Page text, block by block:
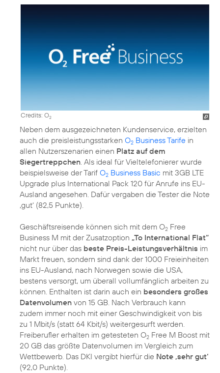
Credits: O2
Neben dem ausgezeichneten Kundenservice, erzielten
auch die preisleistungsstarken O2 Business Tarife in
allen Nutzerszenarien einen Platz auf dem
Siegertreppchen. Als ideal für Vieltelefonierer wurde
beispielsweise der Tarif O2 Business Basic mit 3GB LTE
Upgrade plus International Pack 120 für Anrufe ins EU-
Ausland angesehen. Dafür vergaben die Tester die Note
‚gut‘ (82,5 Punkte).
Geschäftsreisende können sich mit dem O2 Free
Business M mit der Zusatzoption „To International Flat“
nicht nur über das beste Preis-Leistungsverhältnis im
Markt freuen, sondern sind dank der 1000 Freieinheiten
ins EU-Ausland, nach Norwegen sowie die USA,
bestens versorgt, um überall vollumfänglich arbeiten zu
können. Enthalten ist darin auch ein besonders großes
Datenvolumen von 15 GB. Nach Verbrauch kann
zudem immer noch mit einer Geschwindigkeit von bis
zu 1 Mbit/s (statt 64 Kbit/s) weitergesurft werden.
Freiberufler erhalten im getesteten O2 Free M Boost mit
20 GB das größte Datenvolumen im Vergleich zum
Wettbewerb. Das DKI vergibt hierfür die Note ‚sehr gut‘
(92,0 Punkte).